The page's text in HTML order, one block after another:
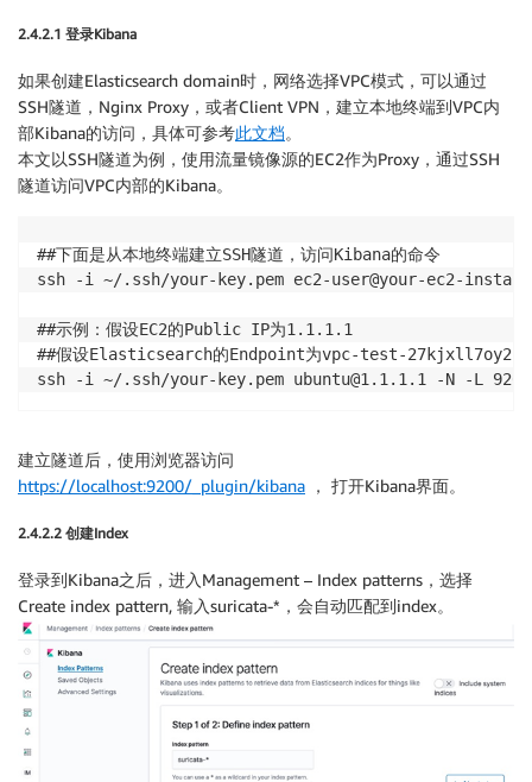
2.4.2.1 登录Kibana
如果创建Elasticsearch domain时，网络选择VPC模式，可以通过
SSH隧道，Nginx Proxy，或者Client VPN，建立本地终端到VPC内
部Kibana的访问，具体可参考此文档。
本文以SSH隧道为例，使用流量镜像源的EC2作为Proxy，通过SSH
隧道访问VPC内部的Kibana。
##下面是从本地终端建立SSH隧道，访问Kibana的命令
ssh -i ~/.ssh/your-key.pem ec2-user@your-ec2-
##示例：假设EC2的Public IP为1.1.1.1
##假设Elasticsearch的Endpoint为vpc-test-
ssh -i ~/.ssh/your-key.pem ubuntu@1.1.1.1 -N -L
建立隧道后，使用浏览器访问
https://localhost:9200/_plugin/kibana ， 打开Kibana界面。
2.4.2.2 创建Index
登录到Kibana之后，进入Management – Index patterns，选择
Create index pattern, 输入suricata-*，会自动匹配到index。